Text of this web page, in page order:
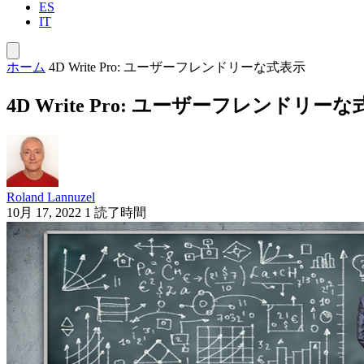
ES
IT
ホーム 4D Write Pro: ユーザーフレンドリーな式表示
4D Write Pro: ユーザーフレンドリーな
Roland Lannuzel
10月 17, 2022 1 読了時間